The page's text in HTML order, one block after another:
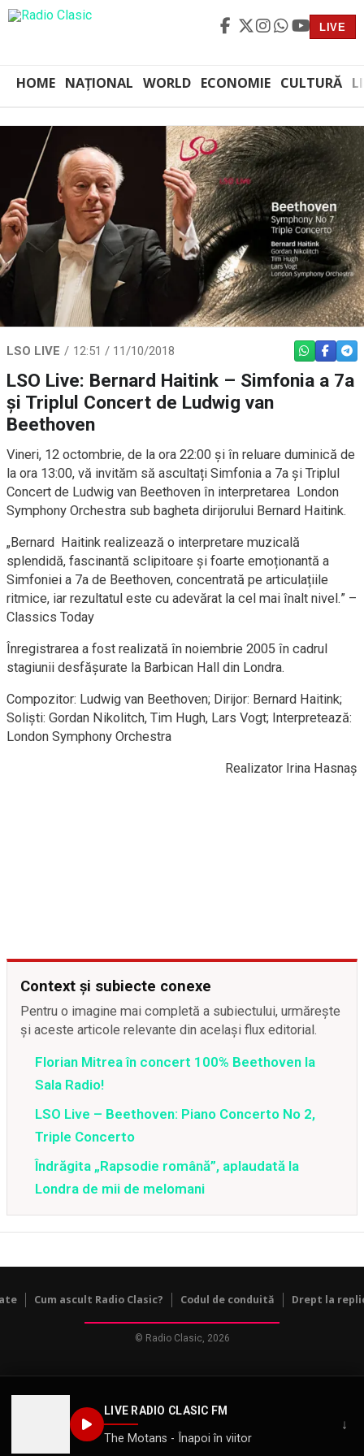
LIVE
HOME NAȚIONAL WORLD ECONOMIE CULTURĂ
LIVE RADIO CLASIC FM
The Motans - Înapoi în viitor
↓
LSO LIVE 12:51 / 11/10/2018 WHATSAPP
LSO Live: Bernard Haitink – Simfonia a 7a
și Triplul Concert de Ludwig van
Beethoven
Vineri, 12 octombrie, de la ora 22:00 și în reluare duminică de
la ora 13:00, vă invităm să ascultați Simfonia a 7a și Triplul
Concert de Ludwig van Beethoven în interpretarea London
Symphony Orchestra sub bagheta dirijorului Bernard Haitink.
„Bernard Haitink realizează o interpretare muzicală
splendidă, fascinantă sclipitoare și foarte emoționantă a
Simfoniei a 7a de Beethoven, concentrată pe articulațiile
ritmice, iar rezultatul este cu adevărat la cel mai înalt nivel.” –
Classics Today
Înregistrarea a fost realizată în noiembrie 2005 în cadrul
stagiunii desfășurate la Barbican Hall din Londra.
Compozitor: Ludwig van Beethoven; Dirijor: Bernard Haitink;
Soliști: Gordan Nikolitch, Tim Hugh, Lars Vogt; Interpretează:
London Symphony Orchestra
Realizator Irina Hasnaș
Context și subiecte conexe
Pentru o imagine mai completă a subiectului, urmărește
și aceste articole relevante din același flux editorial.
Florian Mitrea în concert 100% Beethoven la
Sala Radio!
LSO Live – Beethoven: Piano Concerto No 2,
Triple Concerto
Îndrăgita „Rapsodie română”, aplaudată la
Londra de mii de melomani
Cum ascult Radio Clasic? Codul de conduită Drept la
© Radio Clasic, 2026